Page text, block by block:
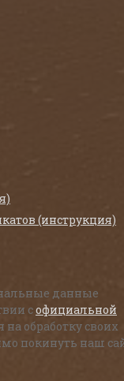
(инструкция)
данные
софициальной
на обработку своих
покинуть наш